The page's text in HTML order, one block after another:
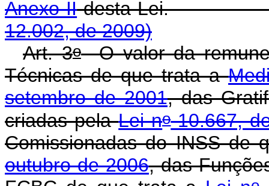
Anexo IIdesta
12.002, de 2009)
Art. 3oO valor da
Técnicas de que trata a
setembro de 2001, das
criadas pelaLei no10.667,
Comissionadas do INSS de
outubro de 2006, das